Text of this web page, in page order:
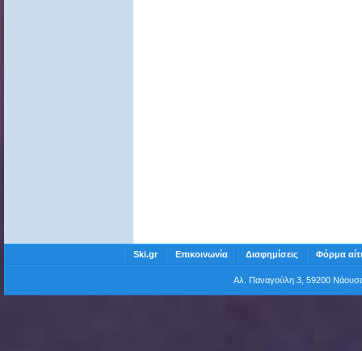
Ski.gr Επικοινωνία Διαφημίσεις Φόρμα
Αλ. Παναγούλη 3, 59200